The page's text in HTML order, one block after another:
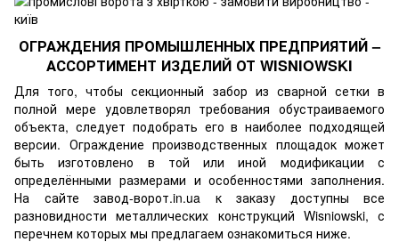
ОГРАЖДЕНИЯ ПРОМЫШЛЕННЫХ ПРЕДПРИЯТИЙ –
АССОРТИМЕНТ ИЗДЕЛИЙ ОТ WISNIOWSKI
Для того, чтобы секционный забор из сварной сетки в
полной мере удовлетворял требования обустраиваемого
объекта, следует подобрать его в наиболее подходящей
версии. Ограждение производственных площадок может
быть изготовлено в той или иной модификации с
определёнными размерами и особенностями заполнения.
На сайте завод-ворот.in.ua к заказу доступны все
разновидности металлических конструкций Wisniowski, с
перечнем которых мы предлагаем ознакомиться ниже.